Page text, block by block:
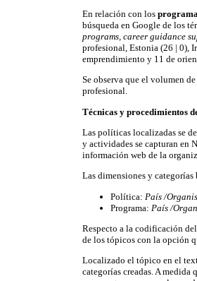
En relación con los
búsqueda en Google de los
programs, career guidance
profesional, Estonia (26 | 0),
emprendimiento y 11 de
Se observa que el volumen
profesional.
Técnicas y procedimientos
Las políticas localizadas se
y actividades se capturan en
información web de la
Las dimensiones y categorías
Política: País /
Programa: País /
Respecto a la codificación
de los tópicos con la opción
Localizado el tópico en el
categorías creadas. A medida